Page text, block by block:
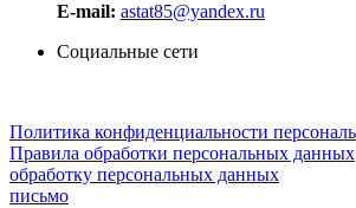
E-mail: astat85@yandex.ru
Социальные сети
Политика конфиденциальности
Правила обработки персональных данных
обработку персональных данных
письмо